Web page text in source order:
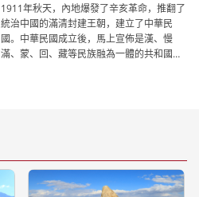
1911年秋天，內地爆發了辛亥革命，推翻了
統治中國的滿清封建王朝，建立了中華民
國。中華民國成立後，馬上宣佈是漢、慢
滿、蒙、回、藏等民族融為一體的共和國。